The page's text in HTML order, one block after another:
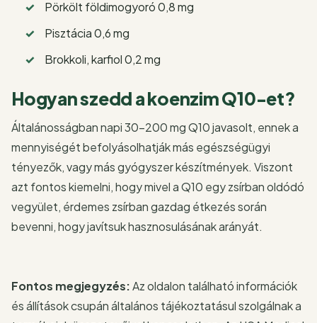
Pörkölt földimogyoró 0,8 mg
Pisztácia 0,6 mg
Brokkoli, karfiol 0,2 mg
Hogyan szedd a koenzim Q10-et?
Általánosságban napi 30-200 mg Q10 javasolt, ennek a
mennyiségét befolyásolhatják más egészségügyi
tényezők, vagy más gyógyszer készítmények. Viszont
azt fontos kiemelni, hogy mivel a Q10 egy zsírban oldódó
vegyület, érdemes zsírban gazdag étkezés során
bevenni, hogy javítsuk hasznosulásának arányát.
Fontos megjegyzés:Az oldalon található információk
és állítások csupán általános tájékoztatásul szolgálnak a